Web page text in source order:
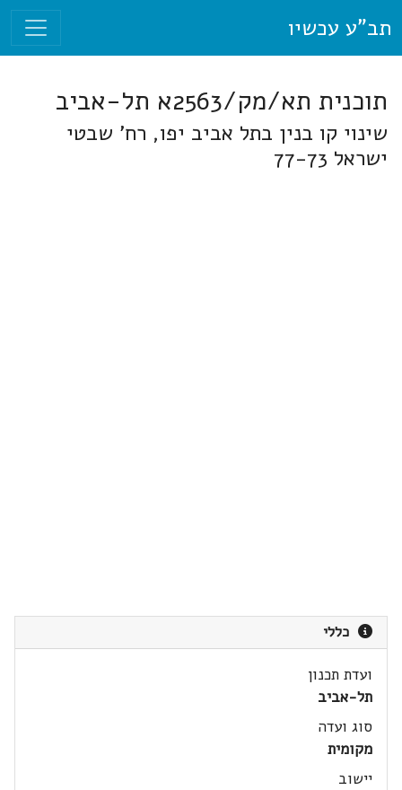
תב"ע עכשיו
תוכנית תא/מק/2563א תל-אביב
שינוי קו בנין בתל אביב יפו, רח' שבטי
ישראל 77-73
כללי
ועדת תכנון
תל-אביב
סוג ועדה
מקומית
יישוב